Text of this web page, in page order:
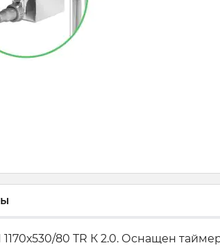
80 TR К 2.0. Оснащен